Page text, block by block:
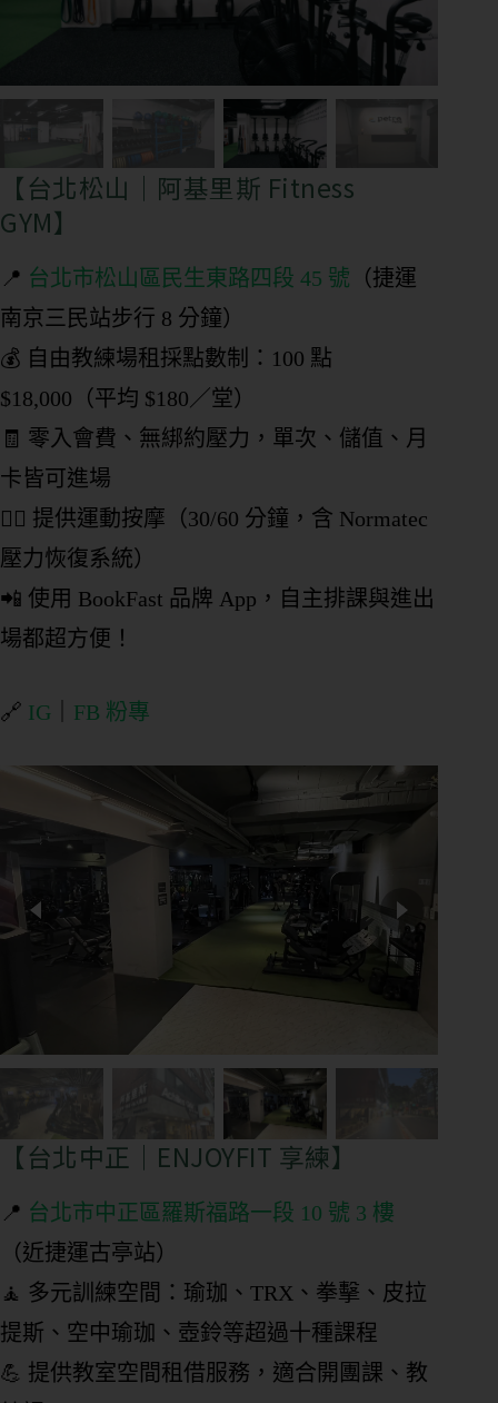
【台北松山｜阿基里斯 Fitness
GYM】
📍 台北市松山區民生東路四段 45 號 （捷運
南京三民站步行 8 分鐘）
💰 自由教練場租採點數制：100 點
$18,000（平均 $180／堂）
🧾 零入會費、無綁約壓力，單次、儲值、月
卡皆可進場
💆‍♂️ 提供運動按摩（30/60 分鐘，含 Normatec
壓力恢復系統）
📲 使用 BookFast 品牌 App，自主排課與進出
場都超方便！
🔗 IG FB 粉專
【台北中正｜ENJOYFIT 享練】
📍 台北市中正區羅斯福路一段 10 號 3 樓
（近捷運古亭站）
🧘 多元訓練空間：瑜珈、TRX、拳擊、皮拉
提斯、空中瑜珈、壺鈴等超過十種課程
💪 提供教室空間租借服務，適合開團課、教